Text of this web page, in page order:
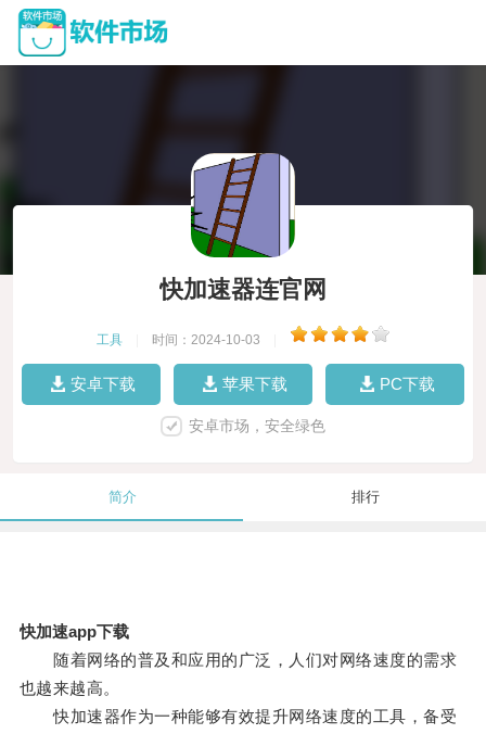
快加速器连官网
工具 时间：2024-10-03
安卓下载 苹果下载 PC下载
安卓市场，安全绿色
简介 排行
快加速app下载
随着网络的普及和应用的广泛，人们对网络速度的需求
也越来越高。
快加速器作为一种能够有效提升网络速度的工具，备受